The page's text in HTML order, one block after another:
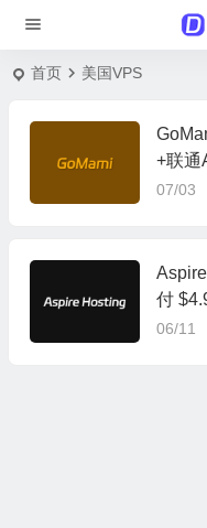
首页 美国VPS
+联通
07/03
付
06/11